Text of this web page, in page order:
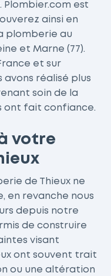
est
ainsi en
plomberie au
et Marne (77).
et sur
avons réalisé plus
soin de la
ont fait confiance.
votre
de Thieux ne
en revanche nous
depuis notre
de construire
visant
ont souvent trait
ou une altération